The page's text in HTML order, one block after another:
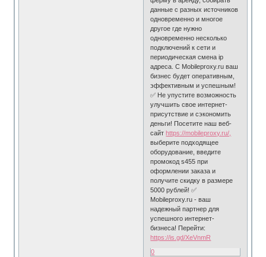
данные с разных источников
одновременно и многое
другое где нужно
одновременно несколько
подключений к сети и
периодическая смена ip
адреса. С Mobileproxy.ru ваш
бизнес будет оперативным,
эффективным и успешным!
✅ Не упустите возможность
улучшить свое интернет-
присутствие и сэкономить
деньги! Посетите наш веб-
сайтhttps://mobileproxy.ru/,
выберите подходящее
оборудование, введите
промокод s455 при
оформлении заказа и
получите скидку в размере
5000 рублей! ✅
Mobileproxy.ru - ваш
надежный партнер для
успешного интернет-
бизнеса! Перейти:
https://is.gd/XeVnmR
0